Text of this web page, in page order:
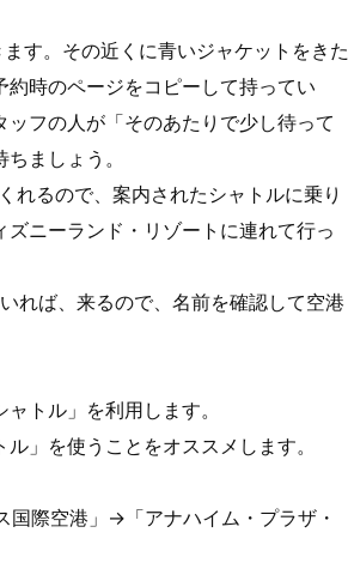
す。その近くに青いジャケットをきた
時のページをコピーして持ってい
フの人が「そのあたりで少し待って
ましょう。
るので、案内されたシャトルに乗り
ニーランド・リゾートに連れて行っ
れば、来るので、名前を確認して空港
トル」を利用します。
」を使うことをオススメします。
国際空港」→「アナハイム・プラザ・